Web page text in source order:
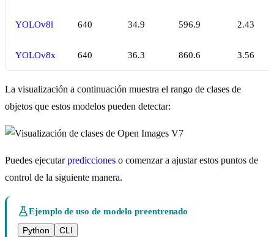
YOLOv8l 640 34.9 596.9 2.43
YOLOv8x 640 36.3 860.6 3.56
La visualización a continuación muestra el rango de clases de
objetos que estos modelos pueden detectar:
Puedes ejecutarpredicciones o comenzar a ajustar estos puntos de
control de la siguiente manera.
Ejemplo de uso de modelo preentrenado
Python
CLI